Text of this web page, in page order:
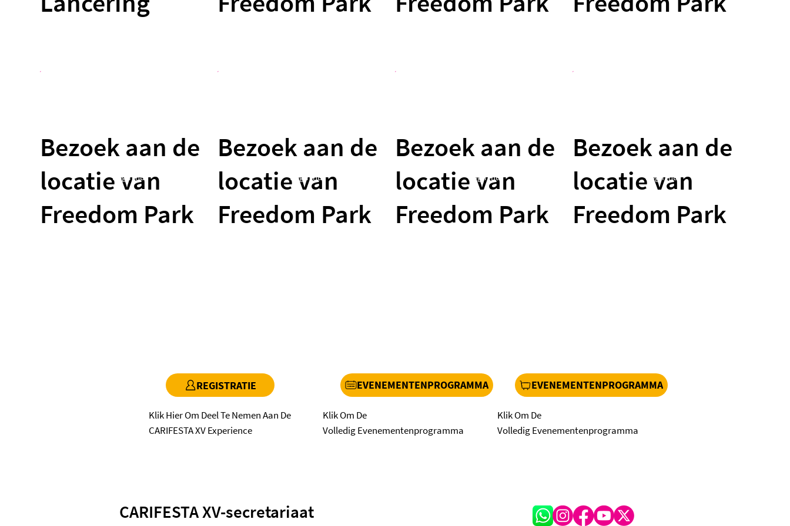
Bezoek aan de
locatie van
Freedom Park
Begin nu
Bezoek aan de
locatie van
Freedom Park
Begin nu
Bezoek aan de
locatie van
Freedom Park
Begin nu
Bezoek aan de
locatie van
Freedom Park
Begin nu
REGISTRATIE
Klik Hier Om Deel Te Nemen Aan De
CARIFESTA XV Experience
EVENEMENTENPROGRAMMA
Klik Om De
Volledig Evenementenprogramma
EVENEMENTENPROGRAMMA
Klik Om De
Volledig Evenementenprogramma
CARIFESTA XV-secretariaat